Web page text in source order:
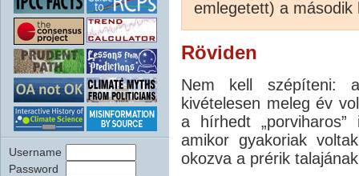
Username
Password
emlegetett) a második
Röviden
Nem kell szépíteni:
kivételesen meleg év
a hírhedt
amikor gyakoriak
okozva a prérik